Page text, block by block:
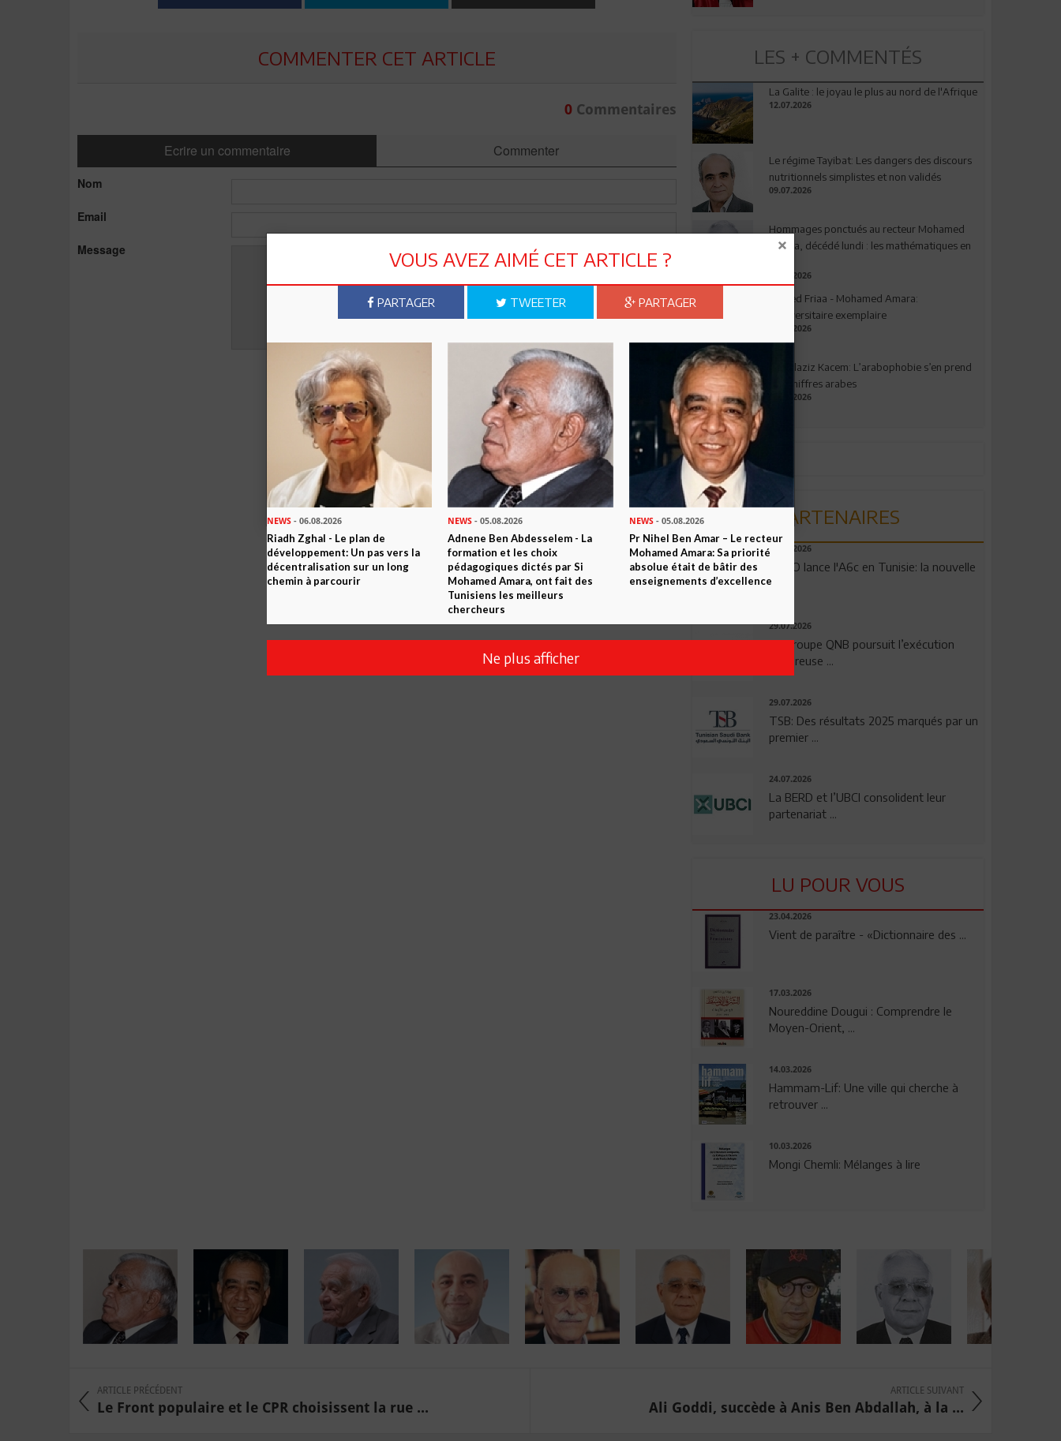
COMMENTER CET ARTICLE
0Commentaires
Ecrire un commentaire Commenter
Nom
Email
Message
LES + COMMENTÉS
La Galite : le joyau le plus au nord de l'Afrique
12.07.2026
Le régime Tayibat: Les dangers des discours
nutritionnels simplistes et non validés
09.07.2026
Hommages ponctués au recteur Mohamed
Amara, décédé lundi : les mathématiques en
03.08.2026
Ahmed Friaa - Mohamed Amara:
l’Universitaire exemplaire
04.08.2026
Abdelaziz Kacem: L’arabophobie s’en prend
aux chiffres arabes
09.07.2026
PARTENAIRES
04.08.2026
OPPO lance l'A6c en Tunisie: la nouvelle
...
29.07.2026
Le Groupe QNB poursuit l’exécution
rigoureuse ...
29.07.2026
TSB: Des résultats 2025 marqués par un
premier ...
24.07.2026
La BERD et l’UBCI consolident leur
partenariat ...
LU POUR VOUS
23.04.2026
Vient de paraître - «Dictionnaire des ...
17.03.2026
Noureddine Dougui : Comprendre le
Moyen-Orient, ...
14.03.2026
Hammam-Lif: Une ville qui cherche à
retrouver ...
10.03.2026
Mongi Chemli: Mélanges à lire
ARTICLE PRÉCÉDENT
Le Front populaire et le CPR choisissent la rue ...
ARTICLE SUIVANT
Ali Goddi, succède à Anis Ben Abdallah, à la ...
VOUS AVEZ AIMÉ CET ARTICLE ?
PARTAGER TWEETER PARTAGER
NEWS - 06.08.2026
Riadh Zghal - Le plan de
développement: Un pas vers la
décentralisation sur un long
chemin à parcourir
NEWS - 05.08.2026
Adnene Ben Abdesselem - La
formation et les choix
pédagogiques dictés par Si
Mohamed Amara, ont fait des
Tunisiens les meilleurs
chercheurs
NEWS- 05.08.2026
Pr Nihel Ben Amar – Le recteur
Mohamed Amara: Sa priorité
absolue était de bâtir des
enseignements d’excellence
Ne plus afficher